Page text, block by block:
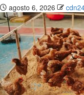
agosto 6, 2026